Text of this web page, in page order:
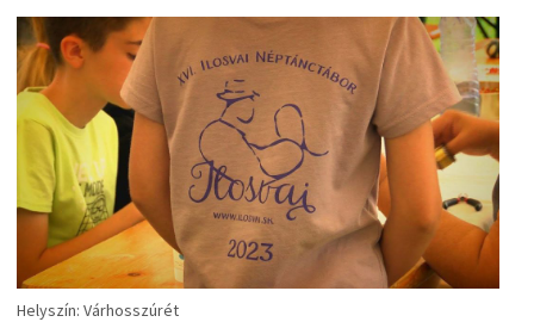
Helyszín: Várhosszúrét